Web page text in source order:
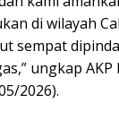
di wilayah
sempat
ungkap AKP
2026).